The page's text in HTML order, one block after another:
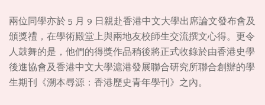
兩位同學亦於 5 月 9 日親赴香港中文大學出席論文發布會及
頒獎禮，在學術殿堂上與兩地友校師生交流撰文心得。更令
人鼓舞的是，他們的得獎作品稍後將正式收錄於由香港史學
後進協會及香港中文大學滬港發展聯合研究所聯合創辦的學
生期刊《溯本尋源：香港歷史青年學刊》之內。